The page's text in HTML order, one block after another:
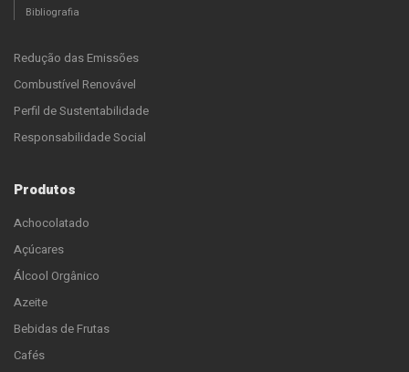
Bibliografia
Redução das Emissões
Combustível Renovável
Perfil de Sustentabilidade
Responsabilidade Social
Produtos
Achocolatado
Açúcares
Álcool Orgânico
Azeite
Bebidas de Frutas
Cafés